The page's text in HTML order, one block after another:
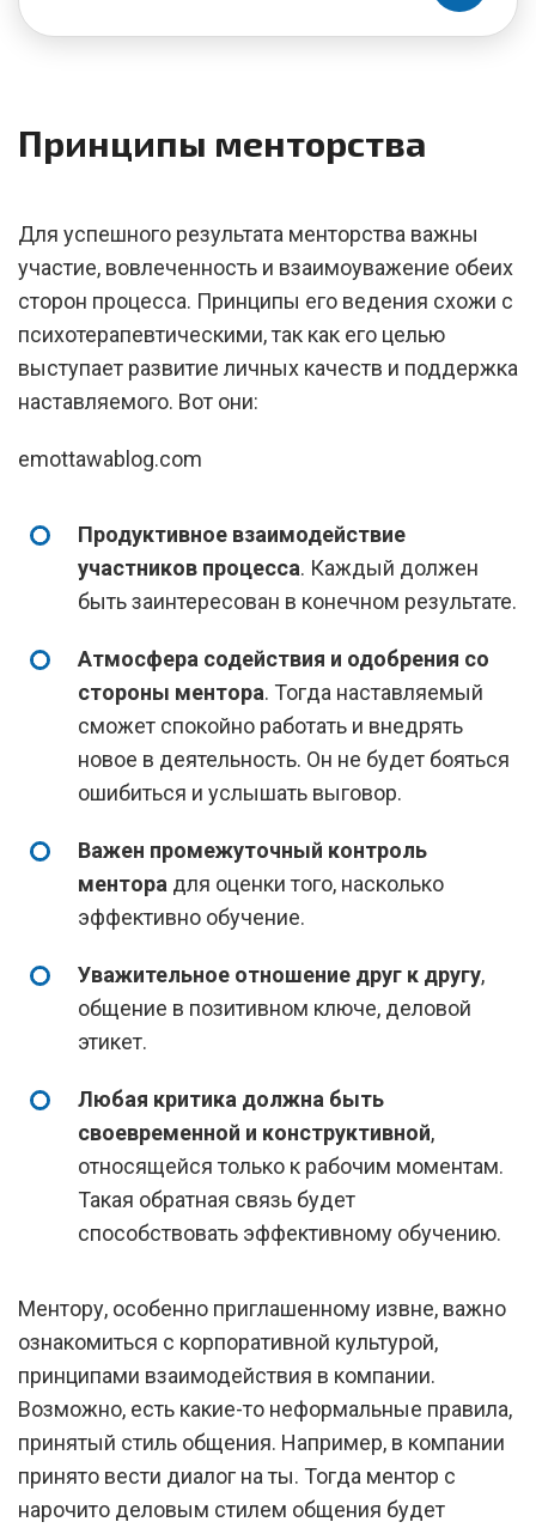
Принципы менторства
Для успешного результата менторства важны
участие, вовлеченность и взаимоуважение обеих
сторон процесса. Принципы его ведения схожи с
психотерапевтическими, так как его целью
выступает развитие личных качеств и поддержка
наставляемого. Вот они:
emottawablog.com
Продуктивное взаимодействие
участников процесса. Каждый должен
быть заинтересован в конечном результате.
Атмосфера содействия и одобрения со
стороны ментора. Тогда наставляемый
сможет спокойно работать и внедрять
новое в деятельность. Он не будет бояться
ошибиться и услышать выговор.
Важен промежуточный контроль
ментора для оценки того, насколько
эффективно обучение.
Уважительное отношение друг к другу,
общение в позитивном ключе, деловой
этикет.
Любая критика должна быть
своевременной и конструктивной,
относящейся только к рабочим моментам.
Такая обратная связь будет
способствовать эффективному обучению.
Ментору, особенно приглашенному извне, важно
ознакомиться с корпоративной культурой,
принципами взаимодействия в компании.
Возможно, есть какие-то неформальные правила,
принятый стиль общения. Например, в компании
принято вести диалог на ты. Тогда ментор с
нарочито деловым стилем общения будет